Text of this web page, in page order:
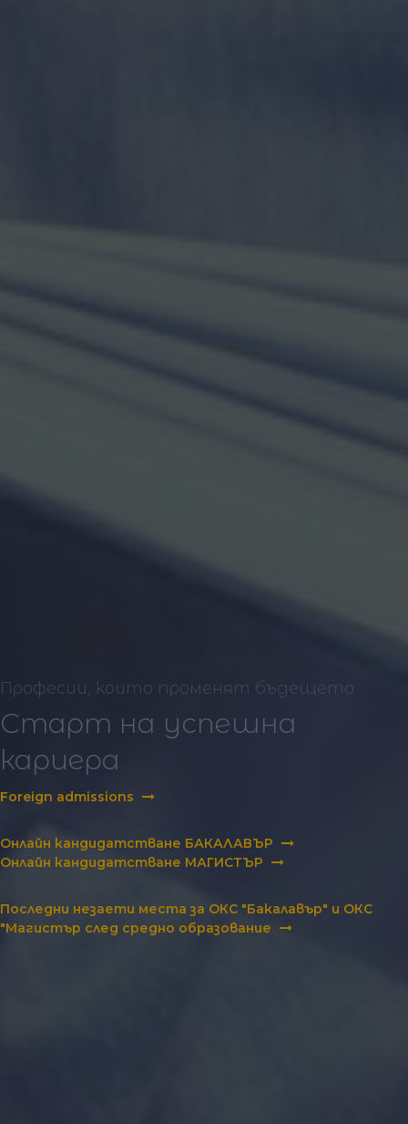
Професии, които променят бъдещето
Старт на успешна
кариера
Foreign admissions
Онлайн кандидатстване БАКАЛАВЪР
Онлайн кандидатстване МАГИСТЪР
Последни незаети места за ОКС "Бакалавър" и ОКС
"Магистър след средно образование